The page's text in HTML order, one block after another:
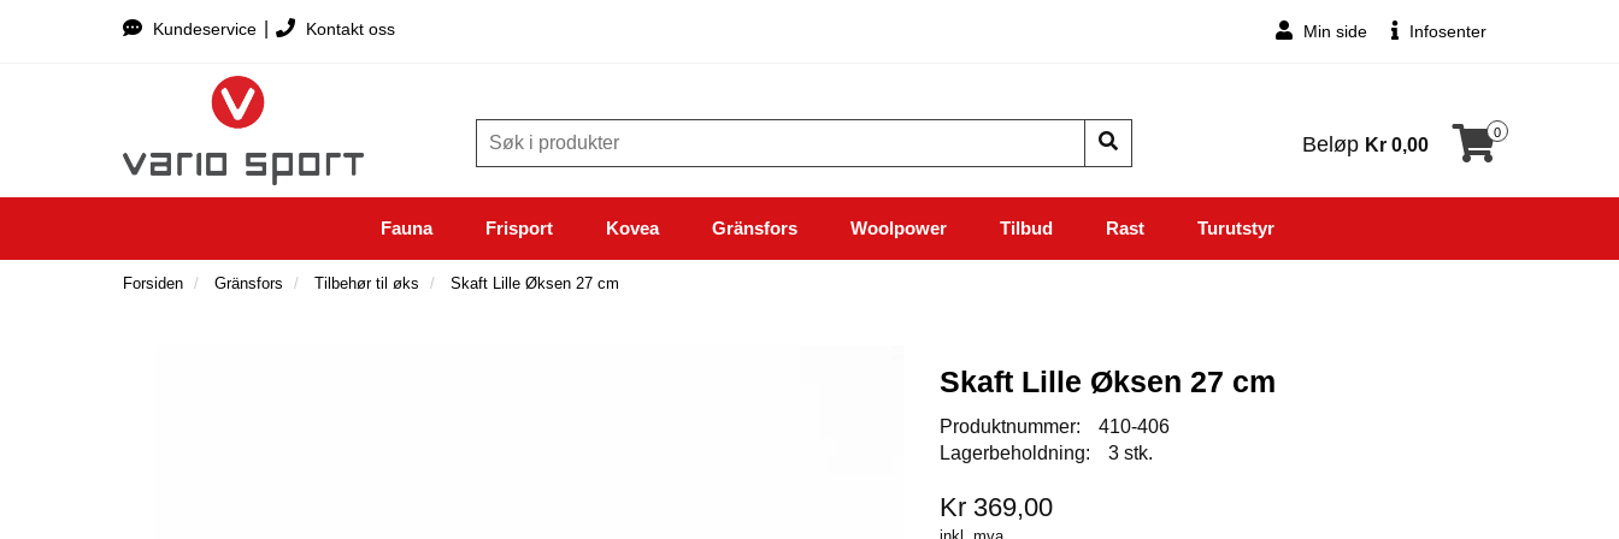
Kundeservice Kontakt oss Min side Infosenter
Beløp Kr 0,00
0
Fauna Frisport Kovea Gränsfors Woolpower Tilbud Rast Turutstyr
Forsiden Gränsfors Tilbehør til øks Skaft Lille Øksen 27 cm
Skaft Lille Øksen 27 cm
Produktnummer:
410-406
Lagerbeholdning:
3 stk.
Kr 369,00